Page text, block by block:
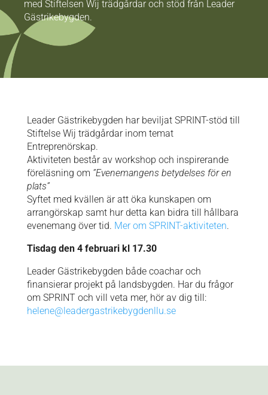
med Stiftelsen Wij trädgårdar och stöd från Leader
Gästrikebygden.
Leader Gästrikebygden har beviljat SPRINT-stöd till
Stiftelse Wij trädgårdar inom temat
Entreprenörskap.
Aktiviteten består av workshop och inspirerande
föreläsning om ”Evenemangens betydelses för en
plats”
Syftet med kvällen är att öka kunskapen om
arrangörskap samt hur detta kan bidra till hållbara
evenemang över tid. Mer om SPRINT-aktiviteten.
Tisdag den 4 februari kl 17.30
Leader Gästrikebygden både coachar och
finansierar projekt på landsbygden. Har du frågor
om SPRINT och vill veta mer, hör av dig till:
helene@leadergastrikebygdenllu.se